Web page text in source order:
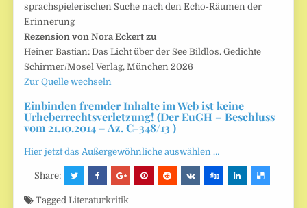
sprachspielerischen Suche nach den Echo-Räumen der
Erinnerung
Rezension von Nora Eckert zu
Heiner Bastian: Das Licht über der See Bildlos. Gedichte
Schirmer/Mosel Verlag, München 2026
Zur Quelle wechseln
Einbinden fremder Inhalte im Web ist keine
Urheberrechtsverletzung! (Der EuGH – Beschluss
vom 21.10.2014 – Az. C-348/13 )
Hier jetzt das Außergewöhnliche auswählen …
Share:
TaggedLiteraturkritik